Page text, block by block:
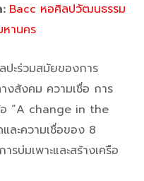
Bacc หอศิลปวัฒนธรรม
านคร
ปะร่วมสมัยของการ
สังคม ความเชื่อ การ
อ “A change in the
ละความเชื่อของ 8
บ่มเพาะและสร้างเครือ